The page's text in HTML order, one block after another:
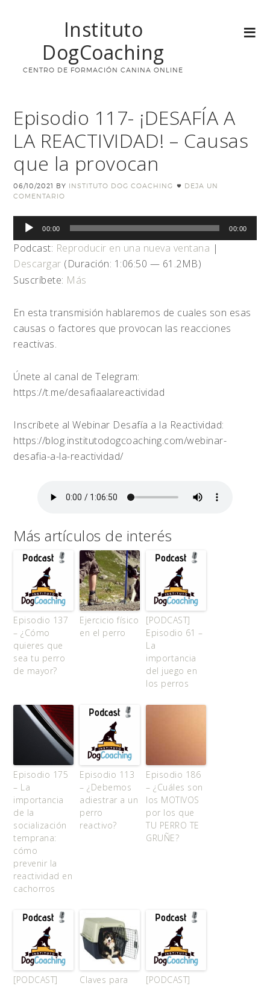
Instituto
DogCoaching
CENTRO DE FORMACIÓN CANINA ONLINE
Episodio 117- ¡DESAFÍA A
LA REACTIVIDAD! – Causas
que la provocan
06/10/2021 BY INSTITUTO DOG COACHING
DEJA UN
COMENTARIO
Reproductor
de
audio
00:00 00:00
Podcast: Reproducir en una nueva ventana |
Descargar (Duración: 1:06:50 — 61.2MB)
Suscríbete: Más
En esta transmisión hablaremos de cuales son esas
causas o factores que provocan las reacciones
reactivas.
Únete al canal de Telegram:
https://t.me/desafiaalareactividad
Inscríbete al Webinar Desafía a la Reactividad:
https://blog.institutodogcoaching.com/webinar-
desafia-a-la-reactividad/
Más artículos de interés
Episodio 137
– ¿Cómo
quieres que
sea tu perro
de mayor?
Ejercicio físico
en el perro
[PODCAST]
Episodio 61 –
La
importancia
del juego en
los perros
Episodio 175
– La
importancia
de la
socialización
temprana:
cómo
prevenir la
reactividad en
cachorros
Episodio 113
– ¿Debemos
adiestrar a un
perro
reactivo?
Episodio 186
– ¿Cuáles son
los MOTIVOS
por los que
TU PERRO TE
GRUÑE?
[PODCAST]
Claves para
[PODCAST]